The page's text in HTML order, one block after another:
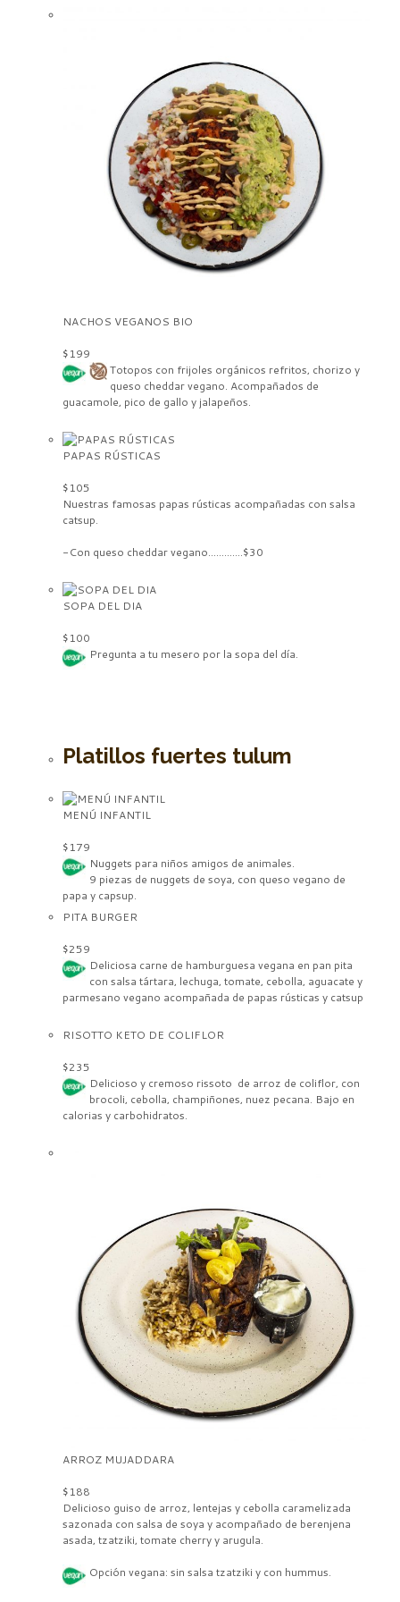
NACHOS VEGANOS BIO
$199
Totopos con frijoles orgánicos refritos, chorizo y
queso cheddar vegano. Acompañados de
guacamole, pico de gallo y jalapeños.
PAPAS RÚSTICAS
$105
Nuestras famosas papas rústicas acompañadas con salsa
catsup.
-Con queso cheddar vegano.............$30
SOPA DEL DIA
$100
Pregunta a tu mesero por la sopa del día.
Platillos fuertes tulum
MENÚ INFANTIL
$179
Nuggets para niños amigos de animales.
9 piezas de nuggets de soya, con queso vegano de
papa y capsup.
PITA BURGER
$259
Deliciosa carne de hamburguesa vegana en pan pita
con salsa tártara, lechuga, tomate, cebolla, aguacate y
parmesano vegano acompañada de papas rústicas y catsup
RISOTTO KETO DE COLIFLOR
$235
Delicioso y cremoso rissoto de arroz de coliflor, con
brocoli, cebolla, champiñones, nuez pecana. Bajo en
calorias y carbohidratos.
ARROZ MUJADDARA
$188
Delicioso guiso de arroz, lentejas y cebolla caramelizada
sazonada con salsa de soya y acompañado de berenjena
asada,tzatziki, tomate cherryy arugula.
Opción vegana: sin salsa tzatziki y con hummus.